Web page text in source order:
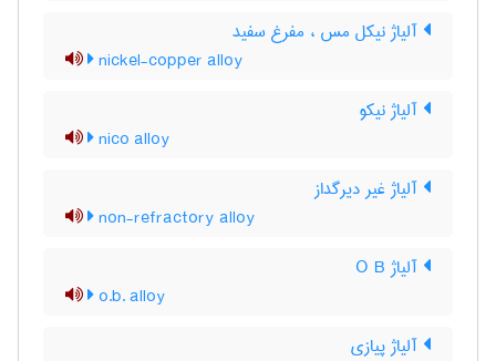
آلیاژ نیکل مس ، مفرغ سفید
nickel-copper alloy
آلیاژ نیکو
nico alloy
آلیاژ غیر دیرگداز
non-refractory alloy
آلیاژ O B
o.b. alloy
آلیاژ پیازی